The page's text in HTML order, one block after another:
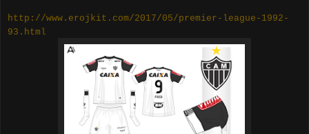
http://www.erojkit.com/2017/05/premier-league-1992-
93.html